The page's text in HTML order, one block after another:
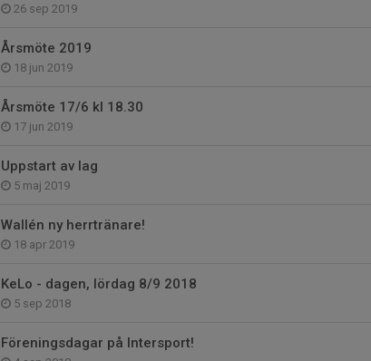
26 sep 2019
Årsmöte 2019
18 jun 2019
Årsmöte 17/6 kl 18.30
17 jun 2019
Uppstart av lag
5 maj 2019
Wallén ny herrtränare!
18 apr 2019
KeLo - dagen, lördag 8/9 2018
5 sep 2018
Föreningsdagar på Intersport!